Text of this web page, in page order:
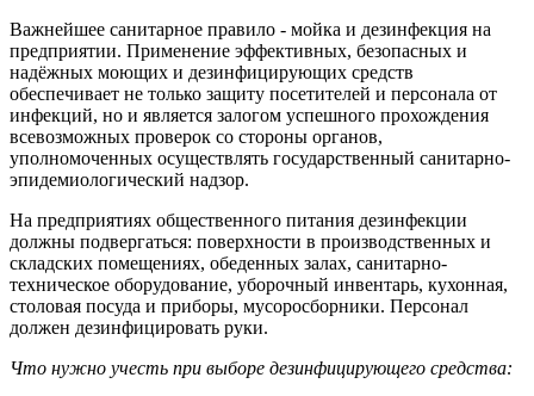
Важнейшее санитарное правило - мойка и дезинфекция на
предприятии. Применение эффективных, безопасных и
надёжных моющих и дезинфицирующих средств
обеспечивает не только защиту посетителей и персонала от
инфекций, но и является залогом успешного прохождения
всевозможных проверок со стороны органов,
уполномоченных осуществлять государственный санитарно-
эпидемиологический надзор.
На предприятиях общественного питания дезинфекции
должны подвергаться: поверхности в производственных и
складских помещениях, обеденных залах, санитарно-
техническое оборудование, уборочный инвентарь, кухонная,
столовая посуда и приборы, мусоросборники. Персонал
должен дезинфицировать руки.
Что нужно учесть при выборе дезинфицирующего средства: